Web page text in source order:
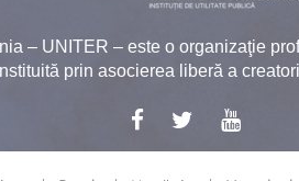
– UNITER – este o organizaţie
prin asocierea liberă a